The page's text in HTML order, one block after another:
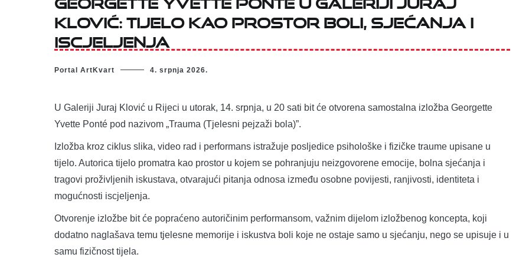
Klović: tijelo kao prostor boli, sjećanja i
iscjeljenja
Portal ArtKvart 4. srpnja 2026.
U Galeriji Juraj Klović u Rijeci u utorak, 14. srpnja, u 20 sati bit će otvorena samostalna izložba Georgette
Yvette Ponté pod nazivom „Trauma (Tjelesni pejzaži bola)”.
Izložba kroz ciklus slika, video rad i performans istražuje posljedice psihološke i fizičke traume upisane u
tijelo. Autorica tijelo promatra kao prostor u kojem se pohranjuju neizgovorene emocije, bolna sjećanja i
tragovi proživljenih iskustava, otvarajući pitanja odnosa između osobne povijesti, ranjivosti, identiteta i
mogućnosti iscjeljenja.
Otvorenje izložbe bit će popraćeno autoričinim performansom, važnim dijelom izložbenog koncepta, koji
dodatno naglašava temu tjelesne memorije i iskustva boli koje ne ostaje samo u sjećanju, nego se upisuje i u
samu fizičnost tijela.